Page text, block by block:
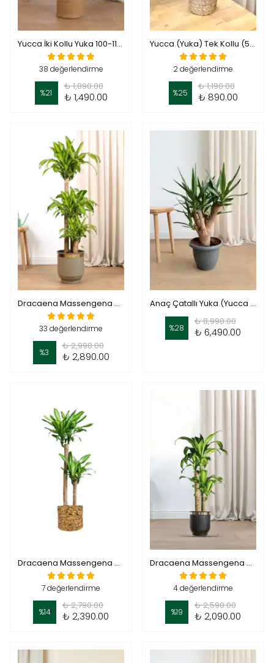
Yucca İki Kollu Yuka 100-110 cm
38 değerlendirme
%21
₺ 1,890.00
₺ 1,490.00
Yucca (Yuka) Tek Kollu (50 cm)
2 değerlendirme
%25
₺ 1,190.00
₺ 890.00
Dracaena Massengena 3 Gövdeli- (Yuka 120-130 cm)
33 değerlendirme
%3
₺ 2,990.00
₺ 2,890.00
Anaç Çatallı Yuka (Yucca elephantipes) |Yukka
%28
₺ 8,990.00
₺ 6,490.00
Dracaena Massengena 2 Gövdeli- (Yuka 120-130 cm)
7 değerlendirme
%14
₺ 2,790.00
₺ 2,390.00
Dracaena Massengena 2 Gövdeli- (Yuka 90-100 cm)
4 değerlendirme
%19
₺ 2,590.00
₺ 2,090.00